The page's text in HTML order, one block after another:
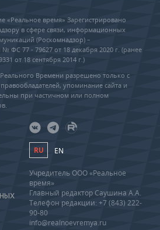
«Реальное время» Зарегистрировано
в сфере связи, информационных
(Роскомнадзор) –
ФС 77 - 79627 от 18 декабря 2020 г. (ранее
от 18 сентября 2014 г.)
Времени разрешено только с
упоминание сайта и
при частичном или полном
RU EN
Учредитель ООО «Реальное
время»
Главный редактор Саушина А.А.
Телефон редакции: +7 (843) 222-
90-80
info@realnoevremya.ru